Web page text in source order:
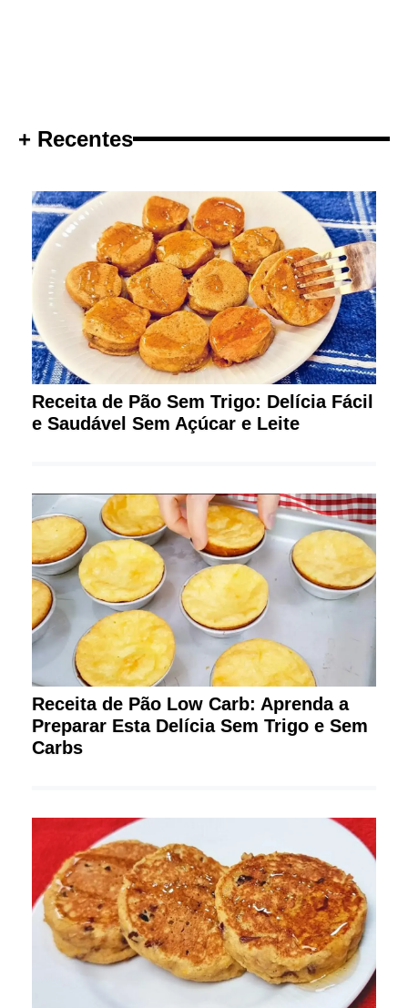
+ Recentes
Receita de Pão Sem Trigo: Delícia Fácil
e Saudável Sem Açúcar e Leite
Receita de Pão Low Carb: Aprenda a
Preparar Esta Delícia Sem Trigo e Sem
Carbs